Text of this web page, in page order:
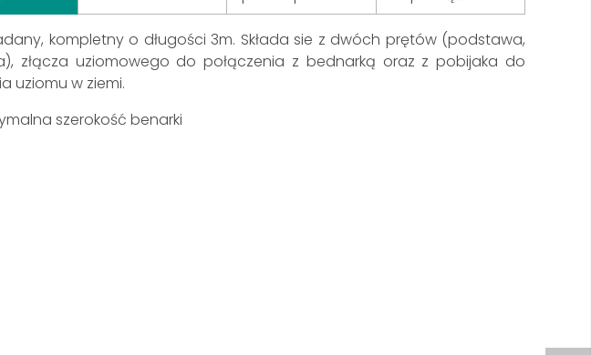
kompletny o długości 3m. Składa sie z dwóch prętów (podstawa,
złącza uziomowego do połączenia z bednarką oraz z pobijaka do
uziomu w ziemi.
szerokość benarki